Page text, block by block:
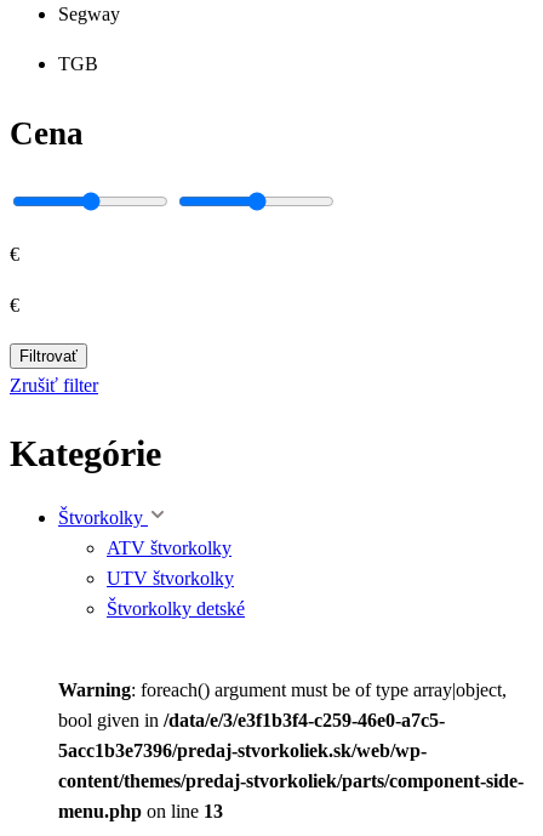
Segway
TGB
Cena
€
€
Filtrovať
Zrušiť filter
Kategórie
Štvorkolky
ATV štvorkolky
UTV štvorkolky
Štvorkolky detské
Warning: foreach() argument must be of type array|object,
bool given in /data/e/3/e3f1b3f4-c259-46e0-a7c5-
5acc1b3e7396/predaj-stvorkoliek.sk/web/wp-
content/themes/predaj-stvorkoliek/parts/component-side-
menu.php on line 13